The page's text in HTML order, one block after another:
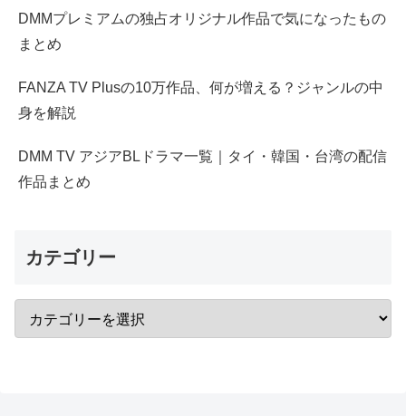
DMMプレミアムの独占オリジナル作品で気になったもの
まとめ
FANZA TV Plusの10万作品、何が増える？ジャンルの中
身を解説
DMM TV アジアBLドラマ一覧｜タイ・韓国・台湾の配信
作品まとめ
カテゴリー